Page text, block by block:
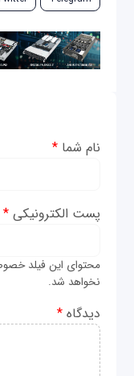
نام شما*
پست الکترونیکی*
محتوای این فیلد
نخواهد شد.
دیدگاه*